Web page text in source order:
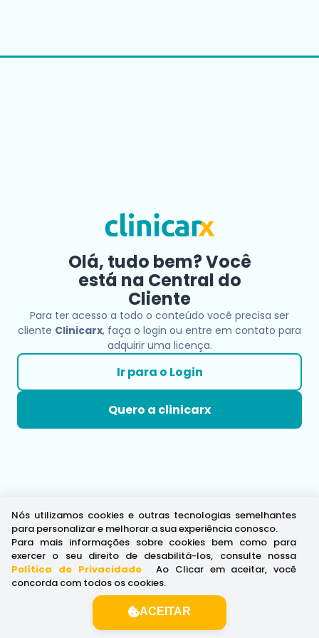
Olá, tudo bem? Você
está na Central do
Cliente
Para ter acesso a todo o conteúdo você precisa ser
cliente Clinicarx, faça o login ou entre em contato para
adquirir uma licença.
Ir para o Login
Quero a clinicarx
Nós utilizamos cookies e outras tecnologias semelhantes
para personalizar e melhorar a sua experiência conosco.
Para mais informações sobre cookies bem como para
exercer o seu direito de desabilitá-los, consulte nossa
Política de Privacidade.
Ao Clicar em aceitar, você
concorda com todos os cookies.
ACEITAR